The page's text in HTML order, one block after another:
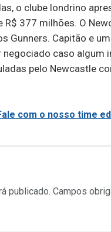
o clube londrino
R$ 377 milhões. O
Gunners. Capitão e
negociado caso
pelo Newcastle
com o nosso time
publicado. Campos